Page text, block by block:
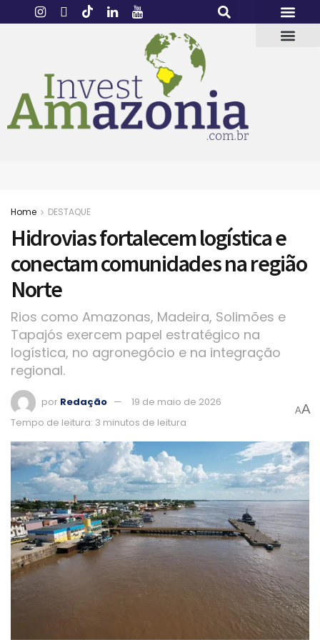
Home DESTAQUE
Hidrovias fortalecem logística e
conectam comunidades na região
Norte
Rios como Amazonas, Madeira, Solimões e
Tapajós exercem papel estratégico na
logística, no agronegócio e na integração
regional.
por Redação
19 de maio de 2026
Tempo de leitura: 3 minutos de leitura
AA